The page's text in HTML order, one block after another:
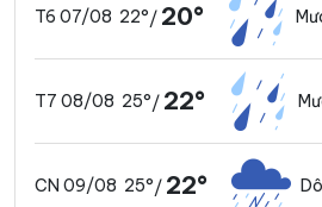
T6 07/08 22°/ 20°
T7 08/08 25°/ 22°
CN 09/08 25°/ 22°